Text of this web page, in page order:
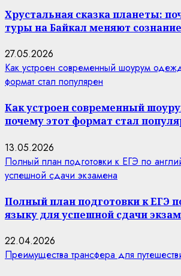
Хрустальная сказка планеты:
туры на Байкал меняют сознание
27.05.2026
Как устроен современный шоурум
формат стал популярен
Как устроен современный
почему этот формат стал
13.05.2026
Полный план подготовки к ЕГЭ по
успешной сдачи экзамена
Полный план подготовки к ЕГЭ
языку для успешной сдачи
22.04.2026
Преимущества трансфера для